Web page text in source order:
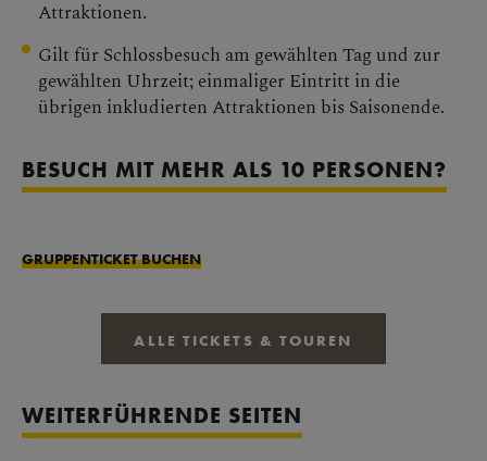
Attraktionen.
Gilt für Schlossbesuch am gewählten Tag und zur
gewählten Uhrzeit; einmaliger Eintritt in die
übrigen inkludierten Attraktionen bis Saisonende.
BESUCH MIT MEHR ALS 10 PERSONEN?
GRUPPENTICKET BUCHEN
ALLE TICKETS & TOUREN
WEITERFÜHRENDE SEITEN